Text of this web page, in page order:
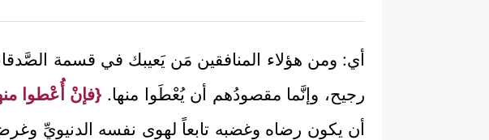
أي: ومن هؤلاء المنافقين مَن يَعيبك في قسمة
رجيح، وإنَّما مقصودُهم أن يُعْطَوا منها. {فإنْ أُعْطوا
أن يكون رضاه وغضبه تابعاً لهوى نفسه الدنيويِّ